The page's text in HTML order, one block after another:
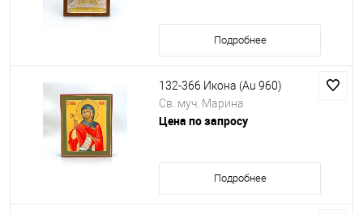
Подробнее
132-366 Икона (Au 960)
Св. муч. Марина
Цена по запросу
Подробнее